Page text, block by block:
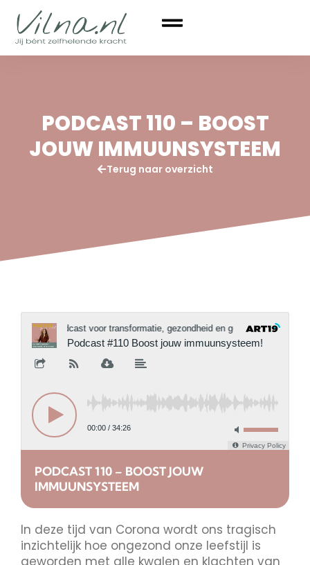
PODCAST 110 – BOOST
JOUW IMMUUNSYSTEEM
Terug naar overzicht
In deze tijd van Corona wordt ons tragisch
inzichtelijk hoe ongezond onze leefstijl is
geworden met alle kwalen en klachten van
PODCAST 110 – BOOST JOUW
IMMUUNSYSTEEM